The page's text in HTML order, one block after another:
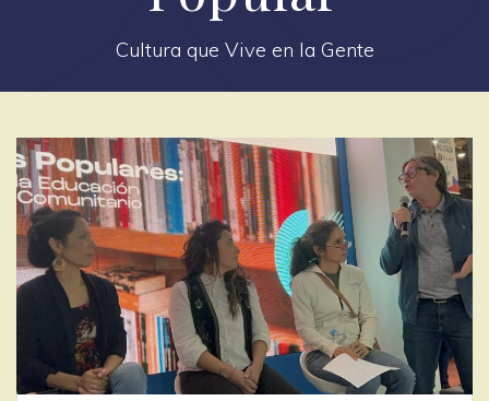
Cultura que Vive en la Gente